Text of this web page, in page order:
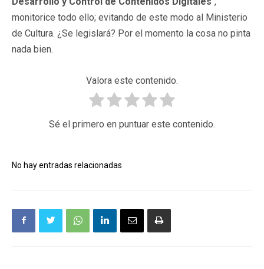
monitorice todo ello; evitando de este modo al Ministerio
de Cultura. ¿Se legislará? Por el momento la cosa no pinta
nada bien.
Valora este contenido.
Sé el primero en puntuar este contenido.
No hay entradas relacionadas